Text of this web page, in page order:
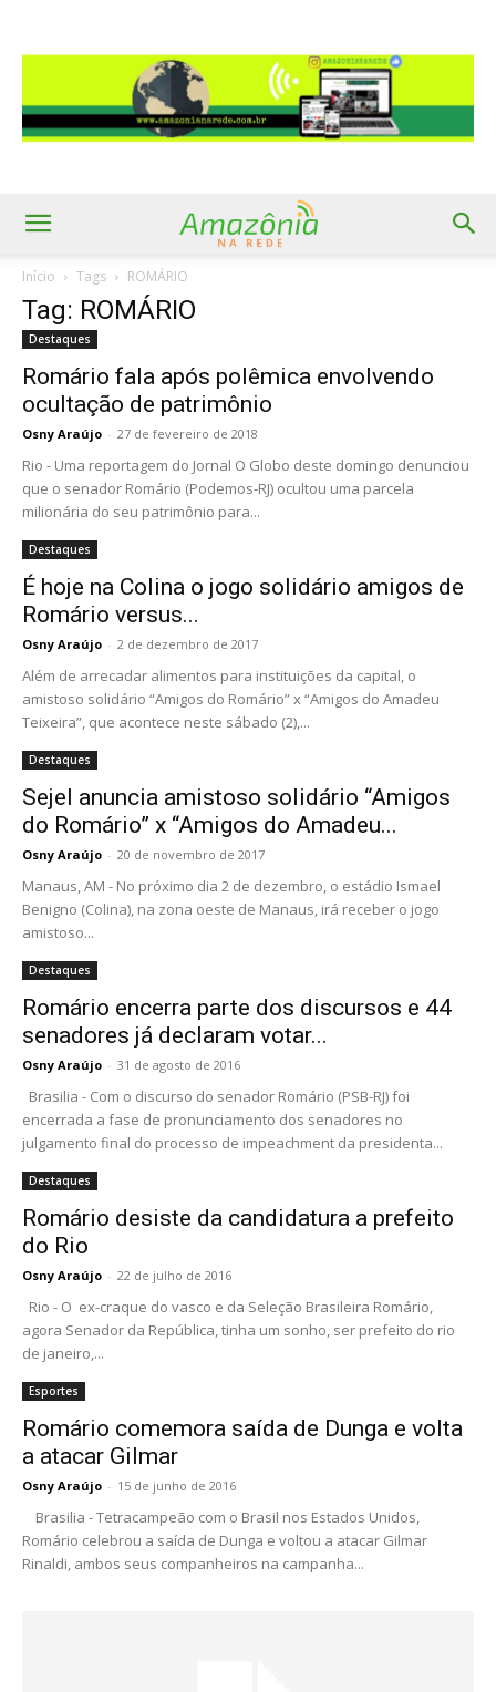
Início Tags ROMÁRIO
Tag: ROMÁRIO
Destaques
Romário fala após polêmica envolvendo
ocultação de patrimônio
Osny Araújo - 27 de fevereiro de 2018
Rio - Uma reportagem do Jornal O Globo deste domingo denunciou
que o senador Romário (Podemos-RJ) ocultou uma parcela
milionária do seu patrimônio para...
Destaques
É hoje na Colina o jogo solidário amigos de
Romário versus...
Osny Araújo - 2 de dezembro de 2017
Além de arrecadar alimentos para instituições da capital, o
amistoso solidário “Amigos do Romário” x “Amigos do Amadeu
Teixeira”, que acontece neste sábado (2),...
Destaques
Sejel anuncia amistoso solidário “Amigos
do Romário” x “Amigos do Amadeu...
Osny Araújo - 20 de novembro de 2017
Manaus, AM - No próximo dia 2 de dezembro, o estádio Ismael
Benigno (Colina), na zona oeste de Manaus, irá receber o jogo
amistoso...
Destaques
Romário encerra parte dos discursos e 44
senadores já declaram votar...
Osny Araújo - 31 de agosto de 2016
Brasilia - Com o discurso do senador Romário (PSB-RJ) foi
encerrada a fase de pronunciamento dos senadores no
julgamento final do processo de impeachment da presidenta...
Destaques
Romário desiste da candidatura a prefeito
do Rio
Osny Araújo - 22 de julho de 2016
Rio - O ex-craque do vasco e da Seleção Brasileira Romário,
agora Senador da República, tinha um sonho, ser prefeito do rio
de janeiro,...
Esportes
Romário comemora saída de Dunga e volta
a atacar Gilmar
Osny Araújo - 15 de junho de 2016
Brasilia - Tetracampeão com o Brasil nos Estados Unidos,
Romário celebrou a saída de Dunga e voltou a atacar Gilmar
Rinaldi, ambos seus companheiros na campanha...